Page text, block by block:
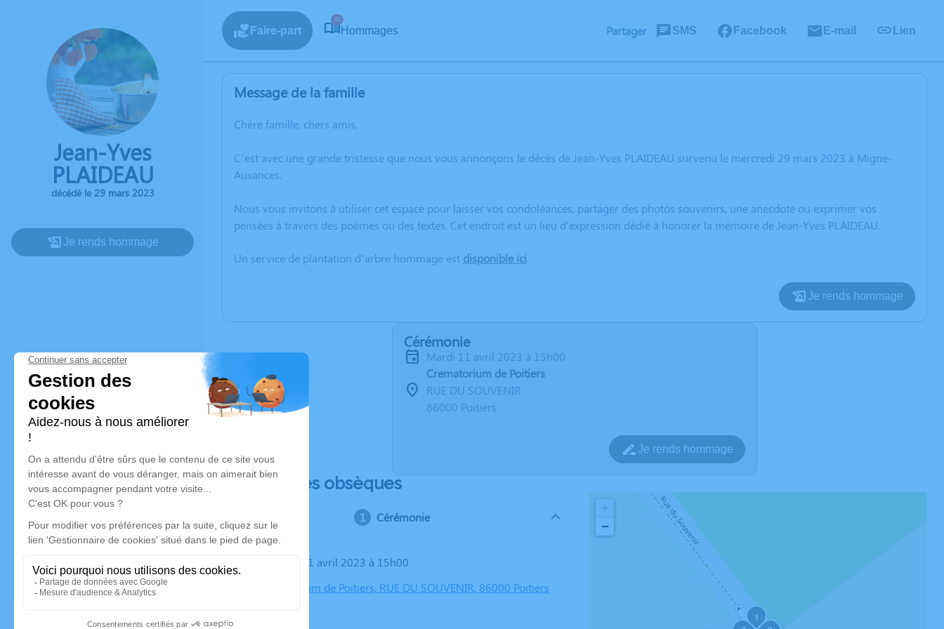
Jean-Yves
PLAIDEAU
décédé le 29 mars 2023
Je rends hommage
Faire-part
41
Hommages Partager SMS Facebook E-mail Lien
Message de la famille
Chère famille, chers amis,
C’est avec une grande tristesse que nous vous annonçons le décès de Jean-Yves PLAIDEAU survenu le mercredi 29 mars 2023 à Migne-
Auxances.
Nous vous invitons à utiliser cet espace pour laisser vos condoléances, partager des photos souvenirs, une anecdote ou exprimer vos
pensées à travers des poèmes ou des textes. Cet endroit est un lieu d'expression dédié à honorer la mémoire de Jean-Yves PLAIDEAU.
Un service de plantation d’arbre hommage est disponible ici.
Je rends hommage
Cérémonie
mardi 11 avril 2023 à 15h00
Crematorium de Poitiers
RUE DU SOUVENIR
86000 Poitiers
Je rends hommage
Déroulé des obsèques
Cérémonie
Le mardi 11 avril 2023 à 15h00
Crematorium de Poitiers, RUE DU SOUVENIR, 86000 Poitiers
1
−